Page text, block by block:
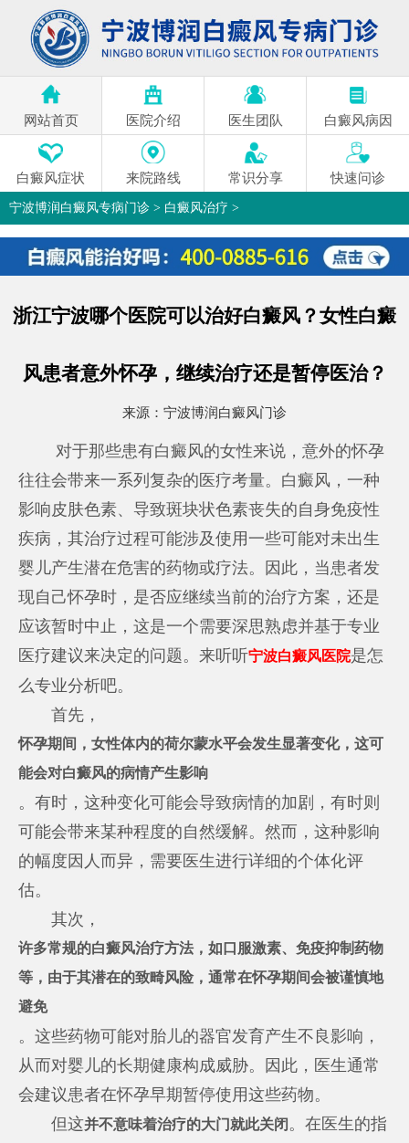
网站首页 医院介绍 医生团队 白癜风病因
白癜风症状 来院路线 常识分享 快速问诊
宁波博润白癜风专病门诊 > 白癜风治疗 >
浙江宁波哪个医院可以治好白癜风？女性白癜
风患者意外怀孕，继续治疗还是暂停医治？
来源： 宁波博润白癜风门诊
对于那些患有白癜风的女性来说，意外的怀孕
往往会带来一系列复杂的医疗考量。白癜风，一种
影响皮肤色素、导致斑块状色素丧失的自身免疫性
疾病，其治疗过程可能涉及使用一些可能对未出生
婴儿产生潜在危害的药物或疗法。因此，当患者发
现自己怀孕时，是否应继续当前的治疗方案，还是
应该暂时中止，这是一个需要深思熟虑并基于专业
医疗建议来决定的问题。来听听宁波白癜风医院是怎
么专业分析吧。
首先，
怀孕期间，女性体内的荷尔蒙水平会发生显著变化，这可
能会对白癜风的病情产生影响
。有时，这种变化可能会导致病情的加剧，有时则
可能会带来某种程度的自然缓解。然而，这种影响
的幅度因人而异，需要医生进行详细的个体化评
估。
其次，
许多常规的白癜风治疗方法，如口服激素、免疫抑制药物
等，由于其潜在的致畸风险，通常在怀孕期间会被谨慎地
避免
。这些药物可能对胎儿的器官发育产生不良影响，
从而对婴儿的长期健康构成威胁。因此，医生通常
会建议患者在怀孕早期暂停使用这些药物。
但这并不意味着治疗的大门就此关闭 。在医生的指